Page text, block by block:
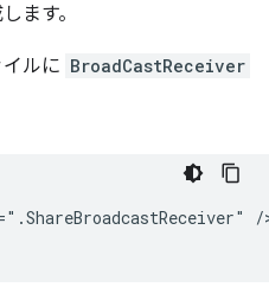
ます。
イルに BroadCastReceiver
/